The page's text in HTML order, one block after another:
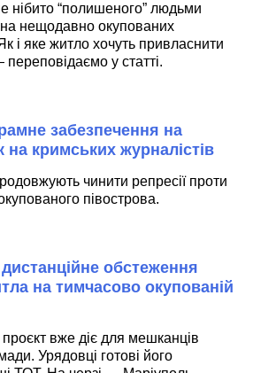
нібито “полишеного” людьми
нещодавно окупованих
і яке житло хочуть привласнити
переповідаємо у статті.
забезпечення на
на кримських журналістів
чинити репресії проти
півострова.
обстеження
на тимчасово окупованій
вже діє для мешканців
Урядовці готові його